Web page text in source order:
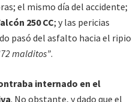
el mismo día del accidente;
250 CC; y las pericias
pasó del asfalto hacia el ripio
malditos”.
internado en el
. No obstante, y dado que el